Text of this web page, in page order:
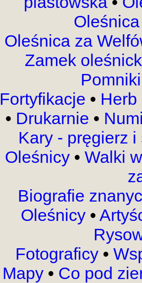
Oleśnica za
Zamek
Fortyfikacje •
• Drukarnie •
Kary - pręgierz
Oleśnicy • Walki
Biografie
Oleśnicy •
Fotograficy •
Mapy • Co pod